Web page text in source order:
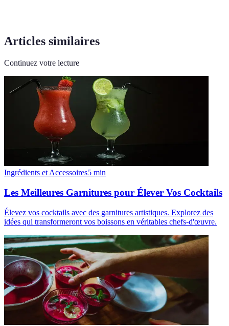
Articles similaires
Continuez votre lecture
Ingrédients et Accessoires5 min
Les Meilleures Garnitures pour Élever Vos Cocktails
Élevez vos cocktails avec des garnitures artistiques. Explorez des
idées qui transformeront vos boissons en véritables chefs-d'œuvre.